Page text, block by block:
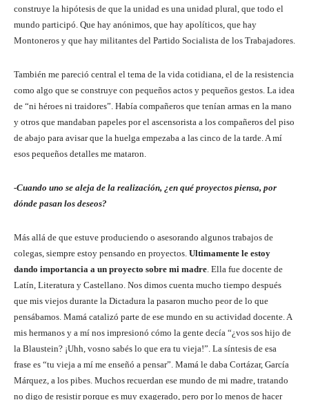
construye la hipótesis de que la unidad es una unidad plural, que todo el
mundo participó. Que hay anónimos, que hay apolíticos, que hay
Montoneros y que hay militantes del Partido Socialista de los Trabajadores.
También me pareció central el tema de la vida cotidiana, el de la resistencia
como algo que se construye con pequeños actos y pequeños gestos. La idea
de “ni héroes ni traidores”. Había compañeros que tenían armas en la mano
y otros que mandaban papeles por el ascensorista a los compañeros del piso
de abajo para avisar que la huelga empezaba a las cinco de la tarde. A mí
esos pequeños detalles me mataron.
-Cuando uno se aleja de la realización, ¿en qué proyectos piensa, por
dónde pasan los deseos?
Más allá de que estuve produciendo o asesorando algunos trabajos de
colegas, siempre estoy pensando en proyectos. Ultimamente le estoy
dando importancia a un proyecto sobre mi madre . Ella fue docente de
Latín, Literatura y Castellano. Nos dimos cuenta mucho tiempo después
que mis viejos durante la Dictadura la pasaron mucho peor de lo que
pensábamos. Mamá catalizó parte de ese mundo en su actividad docente. A
mis hermanos y a mí nos impresionó cómo la gente decía “¿vos sos hijo de
la Blaustein? ¡Uhh, vosno sabés lo que era tu vieja!”. La síntesis de esa
frase es “tu vieja a mí me enseñó a pensar”. Mamá le daba Cortázar, García
Márquez, a los pibes. Muchos recuerdan ese mundo de mi madre, tratando
no digo de resistir porque es muy exagerado, pero por lo menos de hacer